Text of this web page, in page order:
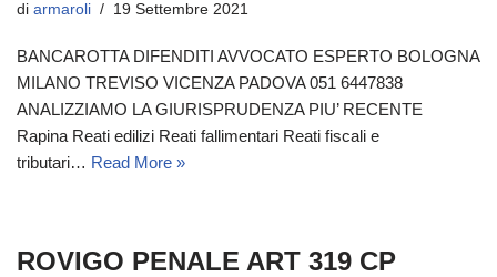
di armaroli 19 Settembre 2021
BANCAROTTA DIFENDITI AVVOCATO ESPERTO BOLOGNA
MILANO TREVISO VICENZA PADOVA 051 6447838
ANALIZZIAMO LA GIURISPRUDENZA PIU’ RECENTE
Rapina Reati edilizi Reati fallimentari Reati fiscali e
tributari… Read More »
ROVIGO PENALE ART 319 CP